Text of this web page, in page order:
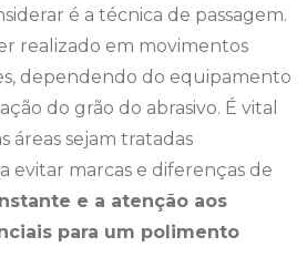
é a técnica de passagem.
realizado em movimentos
dependendo do equipamento
do grão do abrasivo. É vital
áreas sejam tratadas
evitar marcas e diferenças de
e a atenção aos
para um polimento